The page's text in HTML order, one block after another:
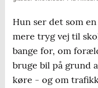
Hun ser det som
mere tryg vej til
bange for, om
bruge bil på grund
køre - og om